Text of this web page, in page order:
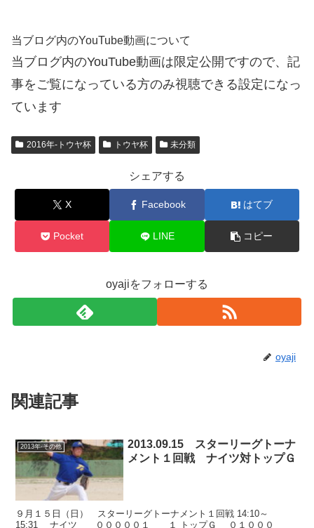
当ブログ内のYouTube動画について
当ブログ内のYouTube動画は限定公開ですので、記
事をご覧になっている方のみ視聴できる設定になっ
ています
2016年-トウヤ杯 トウヤ杯 未分類
シェアする
X Facebook はてブ
Pocket LINE コピー
oyajiをフォローする
oyaji
関連記事
2013年-その他
2013.09.15 スターリーグトーナ
メント１回戦 ナイツ対トップＧ
９月１５日（日） スターリーグトーナメント１回戦 14:10～
15:31 ナイツ ０００００１ １ トップＧ ０１０００